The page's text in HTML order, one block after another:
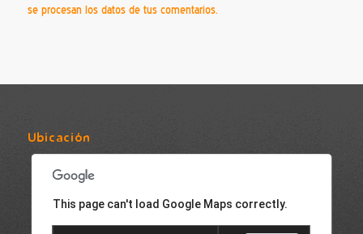
se procesan los datos de tus comentarios.
Ubicación
This page can't load Google Maps correctly.